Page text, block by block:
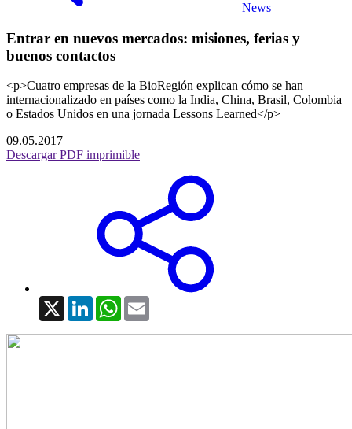
News
Entrar en nuevos mercados: misiones, ferias y
buenos contactos
<p>Cuatro empresas de la BioRegión explican cómo se han
internacionalizado en países como la India, China, Brasil, Colombia
o Estados Unidos en una jornada Lessons Learned</p>
09.05.2017
Descargar PDF imprimible
X LinkedInWhatsApp